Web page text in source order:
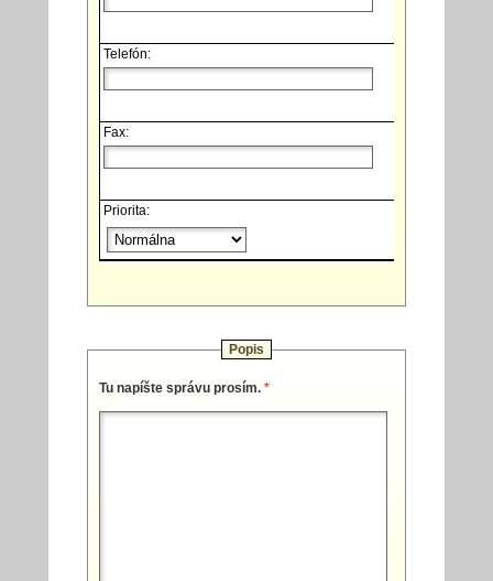
Telefón:
Fax:
Priorita:
Popis
Tu napíšte správu prosím. *